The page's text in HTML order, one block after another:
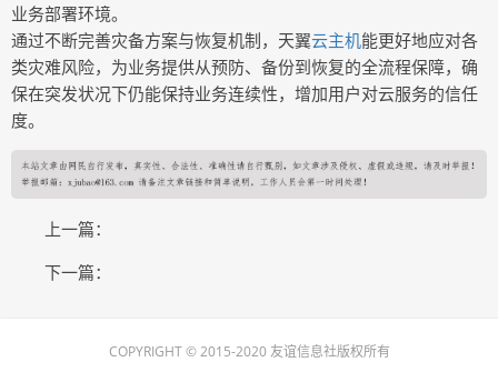
业务部署环境。
通过不断完善灾备方案与恢复机制，天翼云主机能更好地应对各
类灾难风险，为业务提供从预防、备份到恢复的全流程保障，确
保在突发状况下仍能保持业务连续性，增加用户对云服务的信任
度。
上一篇：
下一篇：
COPYRIGHT © 2015-2020 友谊信息社版权所有